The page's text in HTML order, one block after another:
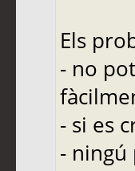
Els
- no
- si es
- ningú